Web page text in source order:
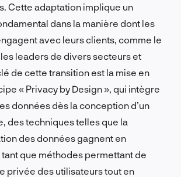
Cette adaptation implique un
dans la manière dont les
avec leurs clients, comme le
leaders de divers secteurs et
de cette transition est la mise en
« Privacy by Design », qui intègre
données dès la conception d’un
des techniques telles que la
des données gagnent en
que méthodes permettant de
privée des utilisateurs tout en